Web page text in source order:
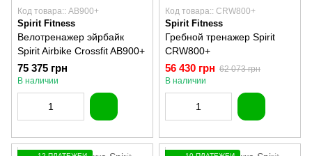
Код товара:: AB900+
Spirit Fitness
Велотренажер эйрбайк
Spirit Airbike Crossfit AB900+
75 375 грн
В наличии
Код товара:: CRW800+
Spirit Fitness
Гребной тренажер Spirit
CRW800+
56 430 грн 62 073 грн
В наличии